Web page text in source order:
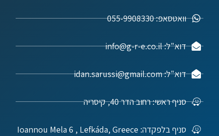
וואטסאפ: 055-9908330
דוא"ל: info@g-r-e.co.il
דוא"ל: idan.sarussi@gmail.com
סניף ראשי: רחוב הדר 40, קיסריה
סניף בלפקדה: Ioannou Mela 6 , Lefkáda, Greece